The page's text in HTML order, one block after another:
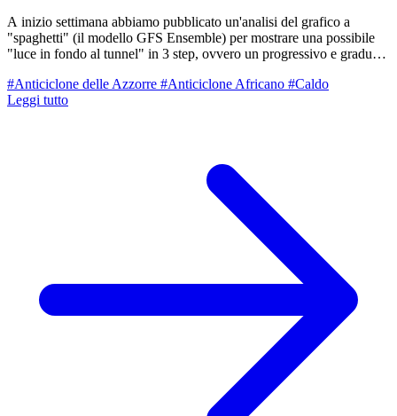
A inizio settimana abbiamo pubblicato un'analisi del grafico a
"spaghetti" (il modello GFS Ensemble) per mostrare una possibile
"luce in fondo al tunnel" in 3 step, ovvero un progressivo e graduale
Ferragosto. Oggi vi proponiamo il grafico aggiornato a 4 giorni di
distanza: scenario drasticamente cambiato. Addio (almeno per ora)
tutto paragonabile alle giornate estreme che ci stiamo lasciando alle
#Anticiclone delle Azzorre #Anticiclone Africano #Caldo
Leggi tutto